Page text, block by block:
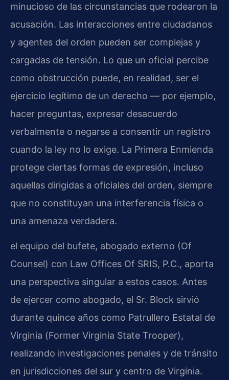
minucioso de las circunstancias que rodearon la
acusación. Las interacciones entre ciudadanos
y agentes del orden pueden ser complejas y
cargadas de tensión. Lo que un oficial percibe
como obstrucción puede, en realidad, ser el
ejercicio legítimo de un derecho — por ejemplo,
hacer preguntas, expresar desacuerdo
verbalmente o negarse a consentir un registro
cuando la ley no lo exige. La Primera Enmienda
protege ciertas formas de expresión, incluso
aquellas dirigidas a oficiales del orden, siempre
que no constituyan una interferencia física o
una amenaza verdadera.
el equipo del bufete, abogado externo (Of
Counsel) con Law Offices Of SRIS, P.C., aporta
una perspectiva singular a estos casos. Antes
de ejercer como abogado, el Sr. Block sirvió
durante quince años como Patrullero Estatal de
Virginia (Former Virginia State Trooper),
realizando investigaciones penales y de tránsito
en jurisdicciones del sur y centro de Virginia.